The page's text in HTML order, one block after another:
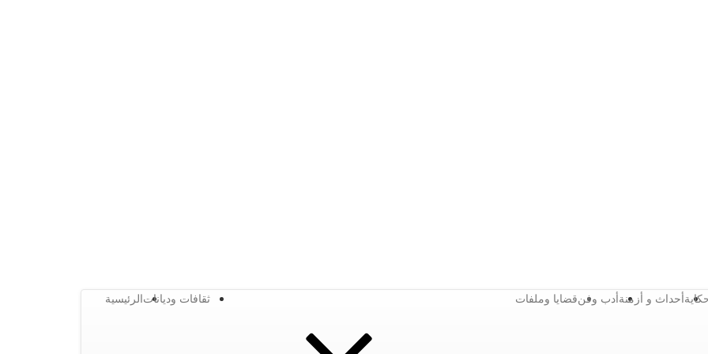
الرئيسيةثقافات وديانات قضايا وملفاتأدب وفنأحداث و أزمنة